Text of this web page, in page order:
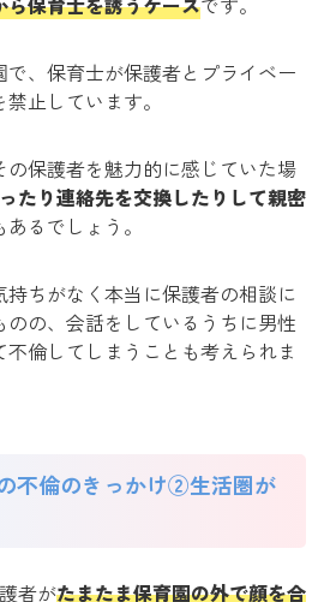
で、保育士が保護者とプライベー
止しています。
の保護者を魅力的に感じていた場
たり連絡先を交換したりして親密
あるでしょう。
持ちがなく本当に保護者の相談に
の、会話をしているうちに男性
倫してしまうことも考えられま
不倫のきっかけ②生活圏が
者がたまたま保育園の外で顔を合